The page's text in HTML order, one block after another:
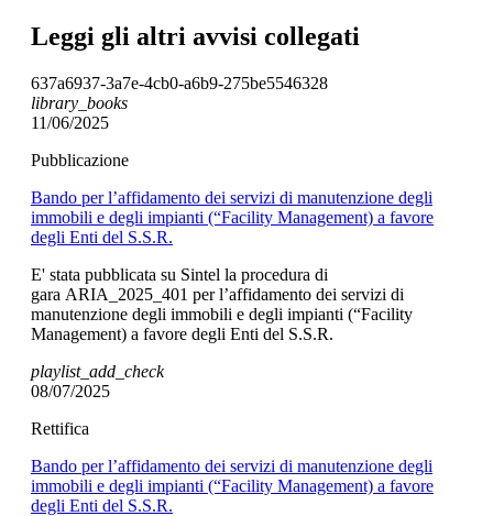
Leggi gli altri avvisi collegati
637a6937-3a7e-4cb0-a6b9-275be5546328
library_books
11/06/2025
Pubblicazione
Bando per l’affidamento dei servizi di manutenzione degli
immobili e degli impianti (“Facility Management) a favore
degli Enti del S.S.R.
E' stata pubblicata su Sintel la procedura di
gara ARIA_2025_401 per l’affidamento dei servizi di
manutenzione degli immobili e degli impianti (“Facility
Management) a favore degli Enti del S.S.R.
playlist_add_check
08/07/2025
Rettifica
Bando per l’affidamento dei servizi di manutenzione degli
immobili e degli impianti (“Facility Management) a favore
degli Enti del S.S.R.